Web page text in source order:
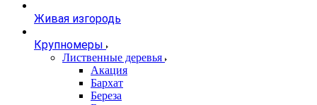
Живая изгородь
Крупномеры
Лиственные деревья
Акация
Бархат
Береза